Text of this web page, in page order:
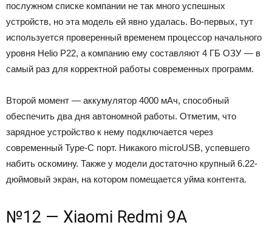
послужном списке компании не так много успешных
устройств, но эта модель ей явно удалась. Во-первых, тут
используется проверенный временем процессор начального
уровня Helio P22, а компанию ему составляют 4 ГБ ОЗУ — в
самый раз для корректной работы современных программ.
Второй момент — аккумулятор 4000 мАч, способный
обеспечить два дня автономной работы. Отметим, что
зарядное устройство к нему подключается через
современный Type-C порт. Никакого microUSB, успевшего
набить оскомину. Также у модели достаточно крупный 6.22-
дюймовый экран, на котором помещается уйма контента.
№12 — Xiaomi Redmi 9A